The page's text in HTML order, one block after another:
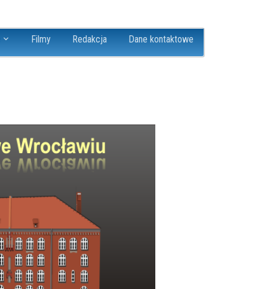
Filmy Redakcja Dane kontaktowe